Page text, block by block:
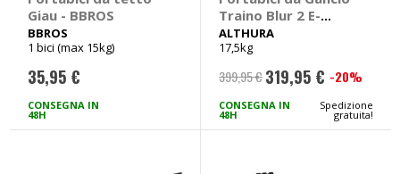
Giau - BBROS
BBROS
1 bici (max 15kg)
35,95 €
CONSEGNA IN
48H
Traino Blur 2 E-
Bikes - ALTHURA
ALTHURA
17,5kg
399,95 € Prezzo
speciale
319,95 € -20%
CONSEGNA IN
48H
Spedizione
gratuita!